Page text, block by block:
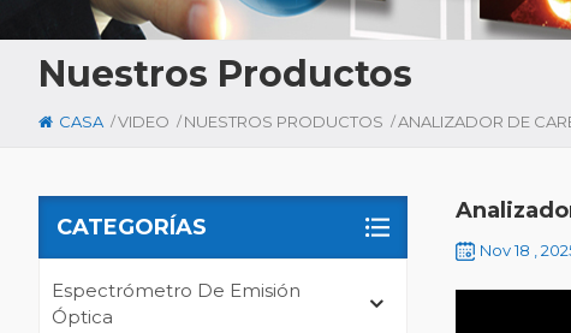
Nuestros Productos
CASA /VIDEO / NUESTROS PRODUCTOS /
CATEGORÍAS
Espectrómetro De Emisión
Óptica
Nov 18 ,